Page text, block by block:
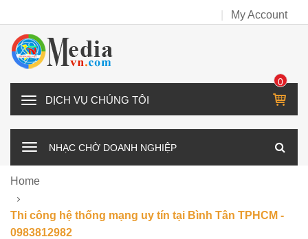
My Account
D
H
0
IT
M
NHẠC CHỜ DOANH NGHIỆP
Home
Thi công hệ thống mạng uy tín tại Bình Tân TPHCM -
0983812982